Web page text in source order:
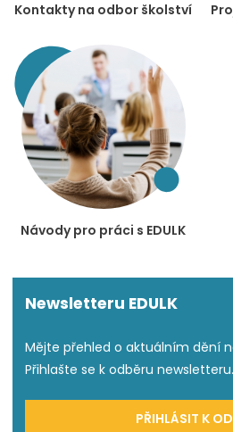
Kontakty na odbor školství
Návody pro práci s EDULK
Newsletteru EDULK
Mějte přehled o aktuálním dění na
Přihlašte se k odběru newsletteru.
PŘIHLÁSIT K